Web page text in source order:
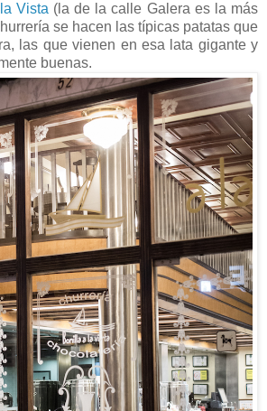
Vista (la de la calle Galera es la más
se hacen las típicas patatas que
las que vienen en esa lata gigante y
buenas.